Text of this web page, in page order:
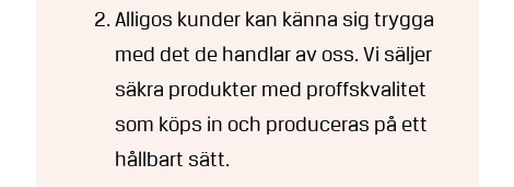
Alligos kunder kan känna sig trygga
med det de handlar av oss. Vi säljer
säkra produkter med proffskvalitet
som köps in och produceras på ett
hållbart sätt.